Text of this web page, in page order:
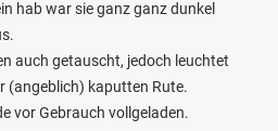
hab war sie ganz ganz dunkel
auch getauscht, jedoch leuchtet
(angeblich) kaputten Rute.
vor Gebrauch vollgeladen.